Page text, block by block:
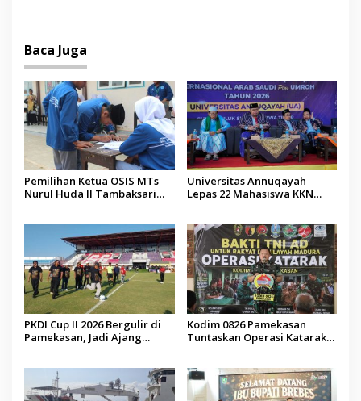
Baca Juga
Pemilihan Ketua OSIS MTs
Nurul Huda II Tambaksari
Universitas Annuqayah
Lepas 22 Mahasiswa KKN
PKDI Cup II 2026 Bergulir di
Pamekasan, Jadi Ajang
Kodim 0826 Pamekasan
Tuntaskan Operasi Katarak